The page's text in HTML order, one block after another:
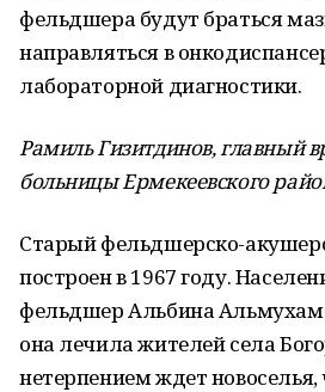
фельдшера будут браться
направляться в
лабораторной диагностики.
Рамиль Гизитдинов, главный
больницы Ермекеевского
Старый фельдшерско-
построен в 1967 году.
фельдшер Альбина
она лечила жителей села
нетерпением ждет новоселья,